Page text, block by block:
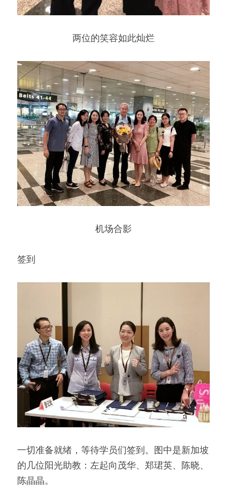
两位的笑容如此灿烂
机场合影
签到
一切准备就绪，等待学员们签到。图中是新加坡
的几位阳光助教：左起向茂华、郑珺英、陈晓、
陈晶晶。